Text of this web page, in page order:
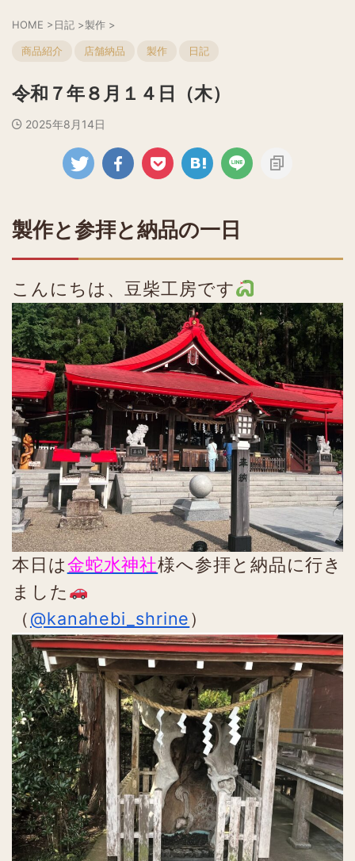
HOME >日記 >製作 >
商品紹介 店舗納品 製作 日記
令和７年８月１４日（木）
2025年8月14日
製作と参拝と納品の一日
こんにちは、豆柴工房です
本日は金蛇水神社様へ参拝と納品に行き
ました
（@kanahebi_shrine）